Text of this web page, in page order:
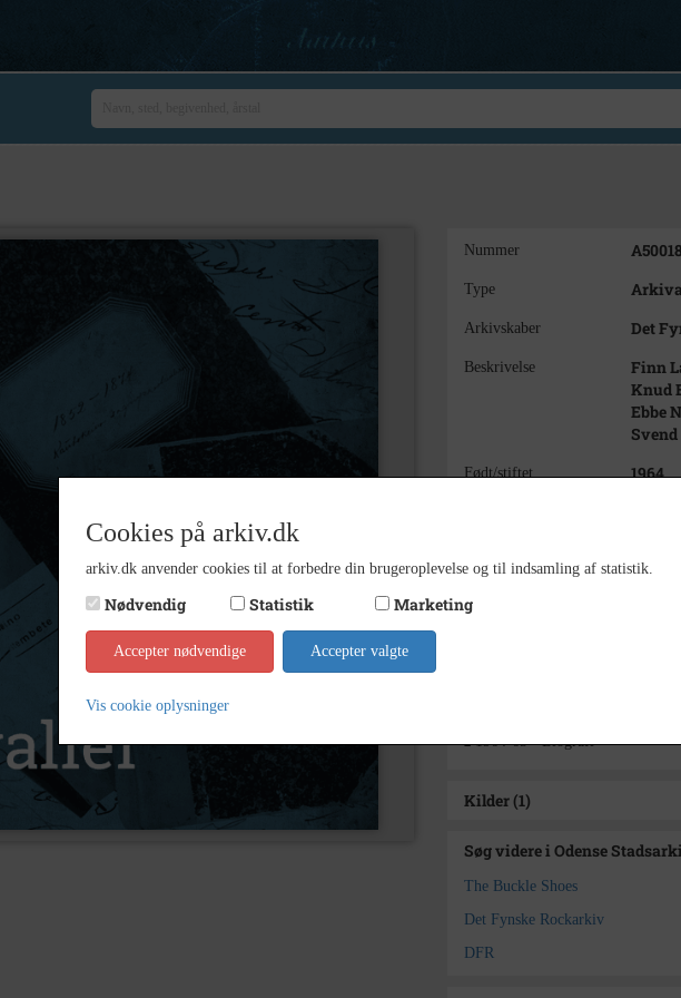
Nummer A50018
Type
Arkivskaber Det
Beskrivelse
Finn
Knud
Ebbe
Født/stiftet 1964
11964-65 - Biografi
Kilder (1)
Søg videre i Odense
The Buckle Shoes
Det Fynske Rockarkiv
DFR
Cookies på arkiv.dk
arkiv.dk anvender cookies til at forbedre din brugeroplevelse og til indsamling af statistik.
Nødvendig Statistik Marketing
Accepter nødvendige Accepter valgte
Vis cookie oplysninger